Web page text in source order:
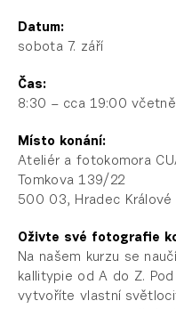
Datum:
sobota 7. září
Čas:
8:30 – cca 19:00
Místo konání:
Ateliér a fotokomora
Tomkova 139/22
500 03, Hradec Králové
Oživte své fotografie
Na našem kurzu se
kallitypie od A do Z.
vytvoříte vlastní